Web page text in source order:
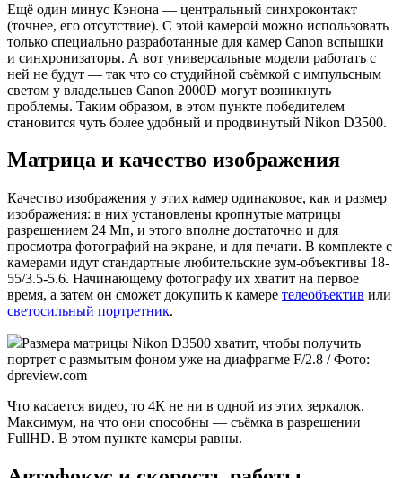
Ещё один минус Кэнона — центральный синхроконтакт
(точнее, его отсутствие). С этой камерой можно использовать
только специально разработанные для камер Canon вспышки
и синхронизаторы. А вот универсальные модели работать с
ней не будут — так что со студийной съёмкой с импульсным
светом у владельцев Canon 2000D могут возникнуть
проблемы. Таким образом, в этом пункте победителем
становится чуть более удобный и продвинутый Nikon D3500.
Матрица и качество изображения
Качество изображения у этих камер одинаковое, как и размер
изображения: в них установлены кропнутые матрицы
разрешением 24 Мп, и этого вполне достаточно и для
просмотра фотографий на экране, и для печати. В комплекте с
камерами идут стандартные любительские зум-объективы 18-
55/3.5-5.6. Начинающему фотографу их хватит на первое
время, а затем он сможет докупить к камере телеобъектив или
светосильный портретник.
Размера матрицы Nikon D3500 хватит, чтобы получить
портрет с размытым фоном уже на диафрагме F/2.8 / Фото:
dpreview.com
Что касается видео, то 4К не ни в одной из этих зеркалок.
Максимум, на что они способны — съёмка в разрешении
FullHD. В этом пункте камеры равны.